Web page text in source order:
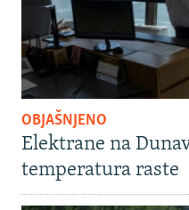
OBJAŠNJENO
Elektrane na
temperatura raste